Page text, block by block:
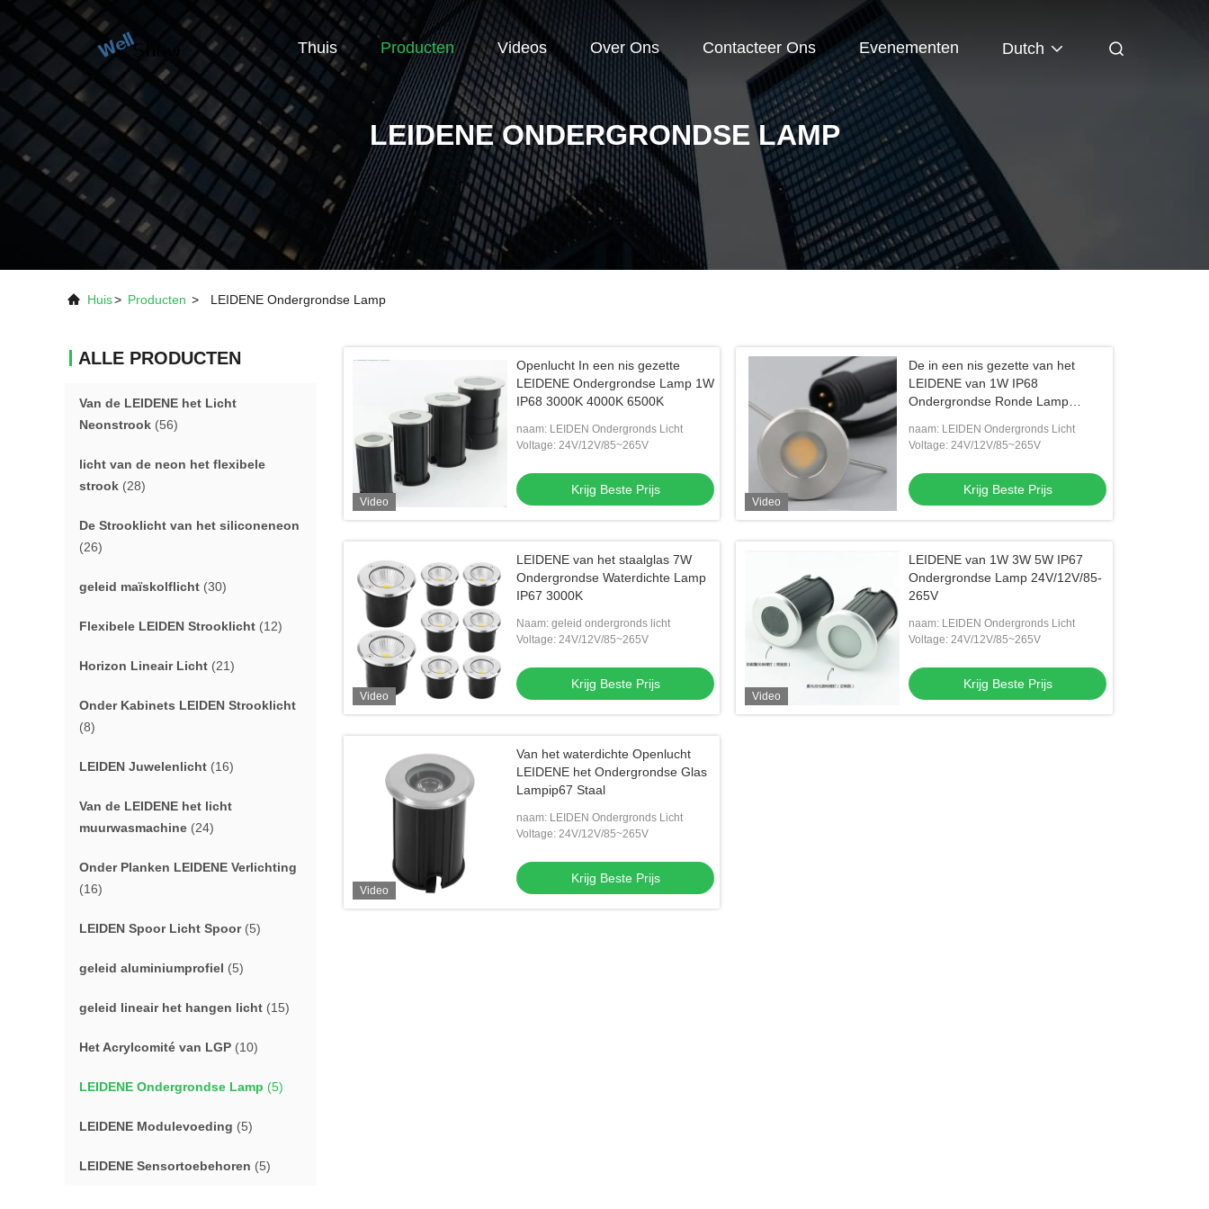
Thuis Producten Videos Over Ons Contacteer Ons Evenementen Dutch
LEIDENE ONDERGRONDSE LAMP
Huis> Producten > LEIDENE Ondergrondse Lamp
ALLE PRODUCTEN
Van de LEIDENE het Licht
Neonstrook (56)
licht van de neon het flexibele
strook (28)
De Strooklicht van het siliconeneon
(26)
geleid maïskolflicht (30)
Flexibele LEIDEN Strooklicht (12)
Horizon Lineair Licht (21)
Onder Kabinets LEIDEN Strooklicht
(8)
LEIDEN Juwelenlicht (16)
Van de LEIDENE het licht
muurwasmachine (24)
Onder Planken LEIDENE Verlichting
(16)
LEIDEN Spoor Licht Spoor(5)
geleid aluminiumprofiel (5)
geleid lineair het hangen licht (15)
Het Acrylcomité van LGP (10)
LEIDENE Ondergrondse Lamp (5)
LEIDENE Modulevoeding (5)
LEIDENE Sensortoebehoren (5)
Video
Openlucht In een nis gezette
LEIDENE Ondergrondse Lamp 1W
IP68 3000K 4000K 6500K
naam: LEIDEN Ondergronds Licht
Voltage: 24V/12V/85~265V
Krijg Beste Prijs
Video
De in een nis gezette van het
LEIDENE van 1W IP68
Ondergrondse Ronde Lamp
naam: LEIDEN Ondergronds Licht
Voltage: 24V/12V/85~265V
Krijg Beste Prijs
Video
LEIDENE van het staalglas 7W
Ondergrondse Waterdichte Lamp
IP67 3000K
Naam: geleid ondergronds licht
Voltage: 24V/12V/85~265V
Krijg Beste Prijs
Video
LEIDENE van 1W 3W 5W IP67
Ondergrondse Lamp 24V/12V/85-
265V
naam: LEIDEN Ondergronds Licht
Voltage: 24V/12V/85~265V
Krijg Beste Prijs
Video
Van het waterdichte Openlucht
LEIDENE het Ondergrondse Glas
Lampip67 Staal
naam: LEIDEN Ondergronds Licht
Voltage: 24V/12V/85~265V
Krijg Beste Prijs